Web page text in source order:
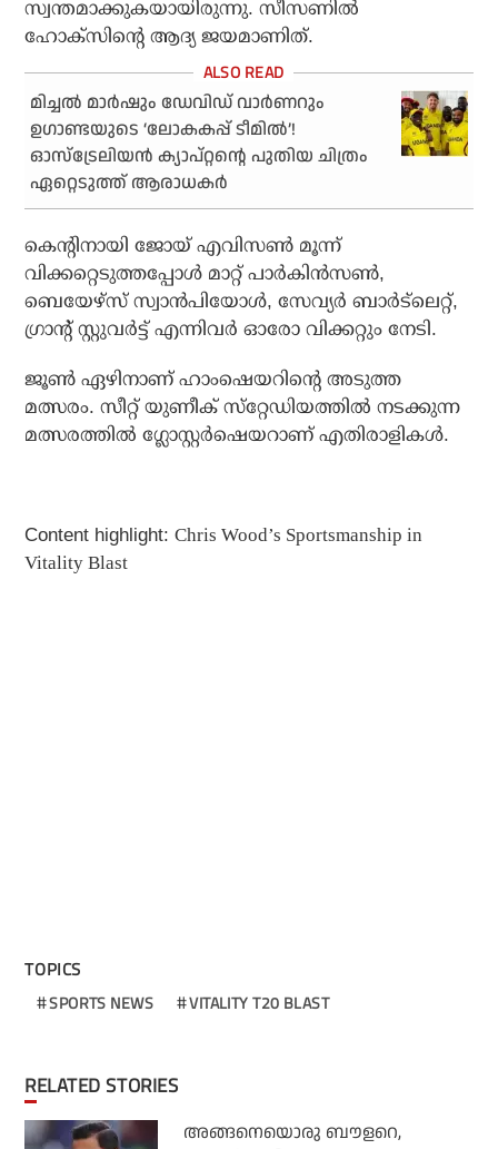
സ്വന്തമാക്കുകയായിരുന്നു. സീസണില്‍
ഹോക്‌സിന്റെ ആദ്യ ജയമാണിത്.
മിച്ചല്‍ മാര്‍ഷും ഡേവിഡ് വാര്‍ണറും
ഉഗാണ്ടയുടെ ‘ലോകകപ്പ് ടീമില്‍’!
ഓസ്‌ട്രേലിയന്‍ ക്യാപ്റ്റന്റെ പുതിയ ചിത്രം
ഏറ്റെടുത്ത് ആരാധകര്‍
കെന്റിനായി ജോയ് എവിസണ്‍ മൂന്ന്
വിക്കറ്റെടുത്തപ്പോള്‍ മാറ്റ് പാര്‍കിന്‍സണ്‍,
ബെയേഴ്‌സ് സ്വാന്‍പിയോള്‍, സേവ്യര്‍ ബാര്‍ട്‌ലെറ്റ്,
ഗ്രാന്റ് സ്റ്റുവര്‍ട്ട് എന്നിവര്‍ ഓരോ വിക്കറ്റും നേടി.
ജൂണ്‍ ഏഴിനാണ് ഹാംഷെയറിന്റെ അടുത്ത
മത്സരം. സീറ്റ് യുണീക് സ്‌റ്റേഡിയത്തില്‍ നടക്കുന്ന
മത്സരത്തില്‍ ഗ്ലോസ്റ്റര്‍ഷെയറാണ് എതിരാളികള്‍.
Content highlight:Chris Wood’s Sportsmanship in
Vitality Blast
TOPICS
SPORTS NEWS VITALITY T20 BLAST
RELATED STORIES
അങ്ങനെയൊരു ബൗളറെ,